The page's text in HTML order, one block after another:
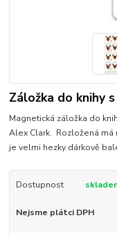
Záložka do knihy
Magnetická záložka do
Alex Clark. Rozložená má
je velmi hezky dárkově
Dostupnost
Nejsme plátci DPH